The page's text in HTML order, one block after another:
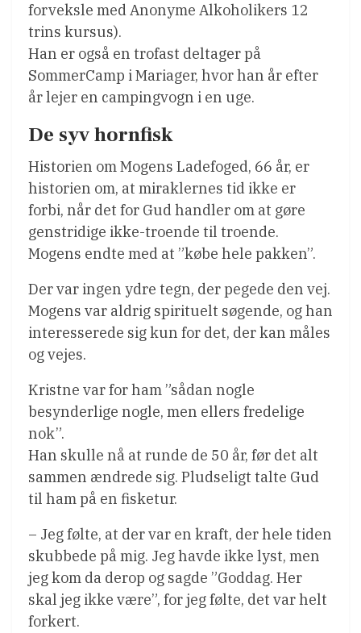
forveksle med Anonyme Alkoholikers 12
trins kursus).
Han er også en trofast deltager på
SommerCamp i Mariager, hvor han år efter
år lejer en campingvogn i en uge.
De syv hornfisk
Historien om Mogens Ladefoged, 66 år, er
historien om, at miraklernes tid ikke er
forbi, når det for Gud handler om at gøre
genstridige ikke-troende til troende.
Mogens endte med at ”købe hele pakken”.
Der var ingen ydre tegn, der pegede den vej.
Mogens var aldrig spirituelt søgende, og han
interesserede sig kun for det, der kan måles
og vejes.
Kristne var for ham ”sådan nogle
besynderlige nogle, men ellers fredelige
nok”.
Han skulle nå at runde de 50 år, før det alt
sammen ændrede sig. Pludseligt talte Gud
til ham på en fisketur.
– Jeg følte, at der var en kraft, der hele tiden
skubbede på mig. Jeg havde ikke lyst, men
jeg kom da derop og sagde ”Goddag. Her
skal jeg ikke være”, for jeg følte, det var helt
forkert.